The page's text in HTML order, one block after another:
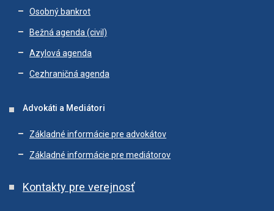
Osobný bankrot
Bežná agenda (civil)
Azylová agenda
Cezhraničná agenda
Advokáti a Mediátori
Základné informácie pre advokátov
Základné informácie pre mediátorov
Kontakty pre verejnosť